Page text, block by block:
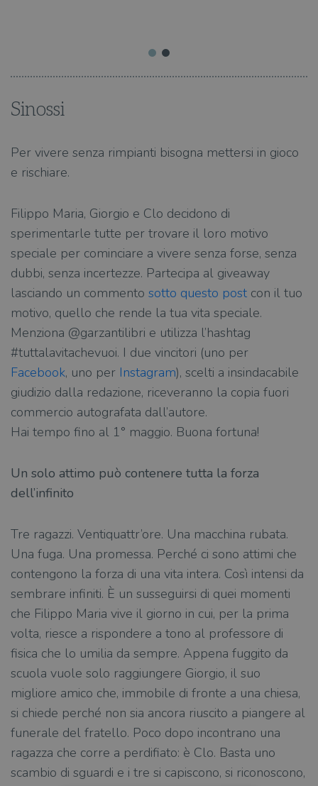
Sinossi
Per vivere senza rimpianti bisogna mettersi in gioco
e rischiare.
Filippo Maria, Giorgio e Clo decidono di
sperimentarle tutte per trovare il loro motivo
speciale per cominciare a vivere senza forse, senza
dubbi, senza incertezze. Partecipa al giveaway
lasciando un commento sotto questo post con il tuo
motivo, quello che rende la tua vita speciale.
Menziona @garzantilibri e utilizza l’hashtag
#tuttalavitachevuoi. I due vincitori (uno per
Facebook, uno per Instagram), scelti a insindacabile
giudizio dalla redazione, riceveranno la copia fuori
commercio autografata dall’autore.
Hai tempo fino al 1° maggio. Buona fortuna!
Un solo attimo può contenere tutta la forza
dell’infinito
Tre ragazzi. Ventiquattr’ore. Una macchina rubata.
Una fuga. Una promessa. Perché ci sono attimi che
contengono la forza di una vita intera. Così intensi da
sembrare infiniti. È un susseguirsi di quei momenti
che Filippo Maria vive il giorno in cui, per la prima
volta, riesce a rispondere a tono al professore di
fisica che lo umilia da sempre. Appena fuggito da
scuola vuole solo raggiungere Giorgio, il suo
migliore amico che, immobile di fronte a una chiesa,
si chiede perché non sia ancora riuscito a piangere al
funerale del fratello. Poco dopo incontrano una
ragazza che corre a perdifiato: è Clo. Basta uno
scambio di sguardi e i tre si capiscono, si riconoscono,